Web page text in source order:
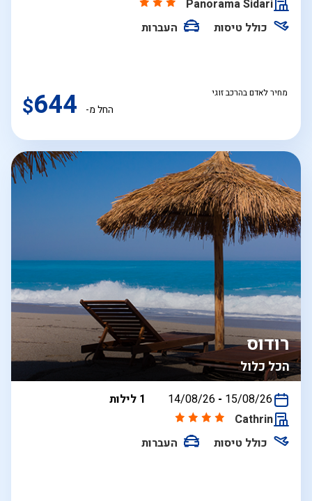
Panorama Sidari
כולל טיסות
העברות
מחיר לאדם בהרכב זוגי
החל מ- $644
הכל כלול
רודוס
בין
14/08/26 - 15/08/26
1 לילות
Cathrin
כולל טיסות
העברות